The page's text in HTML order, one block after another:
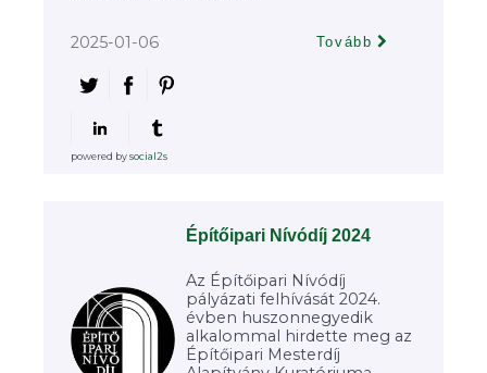
2025-01-06 Tovább
powered bysocial2s
Építőipari Nívódíj 2024
Az Építőipari Nívódíj
pályázati felhívását 2024.
évben huszonnegyedik
alkalommal hirdette meg az
Építőipari Mesterdíj